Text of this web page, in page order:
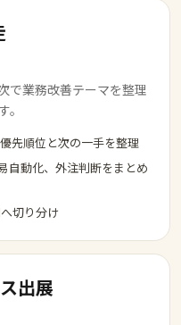
で業務改善テーマを整理
先順位と次の一手を整理
自動化、外注判断をまとめ
切り分け
出展